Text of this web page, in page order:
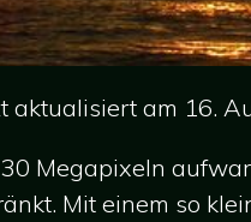
aktualisiert am 16.
Megapixeln
Mit einem so